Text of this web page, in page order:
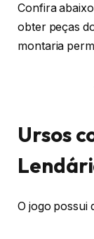
Confira
obter peças
montaria
Ursos
O jogo possui